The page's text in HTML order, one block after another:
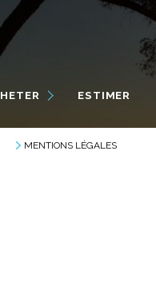
/ VILLAS
ESTIMER
MENTIONS LÉGALES